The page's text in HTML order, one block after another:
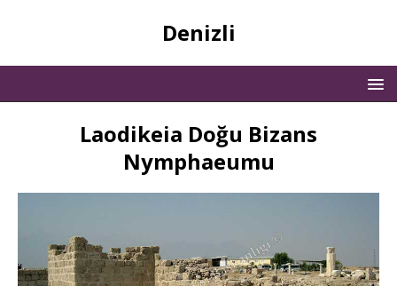
Denizli
Laodikeia Doğu Bizans
Nymphaeumu